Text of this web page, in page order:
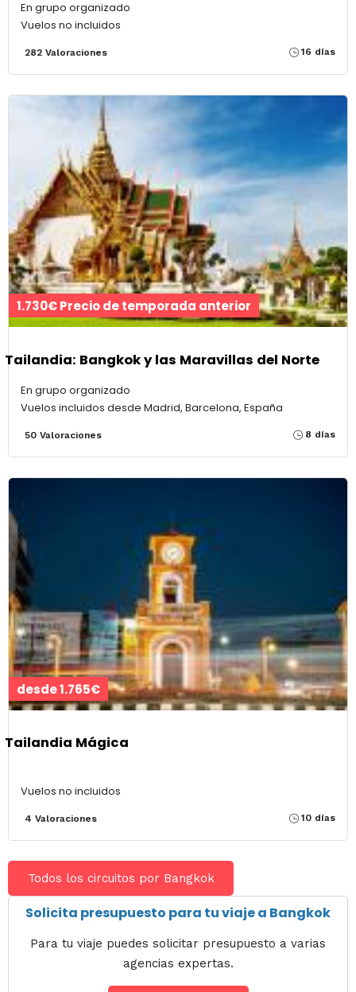
En grupo organizado
Vuelos no incluidos
282 Valoraciones 16 días
1.730€ Precio de temporada anterior
Tailandia: Bangkok y las Maravillas del Norte
En grupo organizado
Vuelos incluidos desde Madrid, Barcelona, España
50 Valoraciones 8 días
desde 1.765€
Tailandia Mágica
Vuelos no incluidos
4 Valoraciones 10 días
Todos los circuitos por Bangkok
Solicita presupuesto para tu viaje a Bangkok
Para tu viaje puedes solicitar presupuesto a varias
agencias expertas.